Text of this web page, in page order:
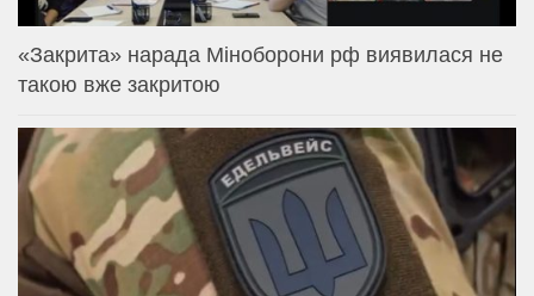
«Закрита» нарада Міноборони рф виявилася не
такою вже закритою